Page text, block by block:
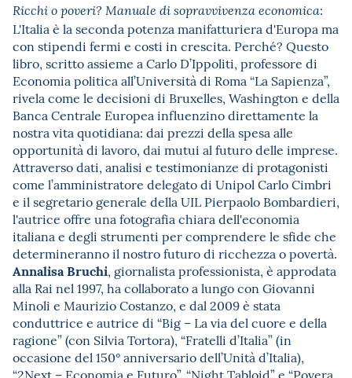
Ricchi o poveri? Manuale di sopravvivenza economica:
L'Italia è la seconda potenza manifatturiera d'Europa ma
con stipendi fermi e costi in crescita. Perché? Questo
libro, scritto assieme a Carlo D’Ippoliti, professore di
Economia politica all’Università di Roma “La Sapienza”,
rivela come le decisioni di Bruxelles, Washington e della
Banca Centrale Europea influenzino direttamente la
nostra vita quotidiana: dai prezzi della spesa alle
opportunità di lavoro, dai mutui al futuro delle imprese.
Attraverso dati, analisi e testimonianze di protagonisti
come l’amministratore delegato di Unipol Carlo Cimbri
e il segretario generale della UIL Pierpaolo Bombardieri,
l'autrice offre una fotografia chiara dell'economia
italiana e degli strumenti per comprendere le sfide che
determineranno il nostro futuro di ricchezza o povertà.
Annalisa Bruchi, giornalista professionista, è approdata
alla Rai nel 1997, ha collaborato a lungo con Giovanni
Minoli e Maurizio Costanzo, e dal 2009 è stata
conduttrice e autrice di “Big – La via del cuore e della
ragione” (con Silvia Tortora), “Fratelli d’Italia” (in
occasione del 150° anniversario dell’Unità d’Italia),
“2Next – Economia e Futuro”, “Night Tabloid” e “Povera